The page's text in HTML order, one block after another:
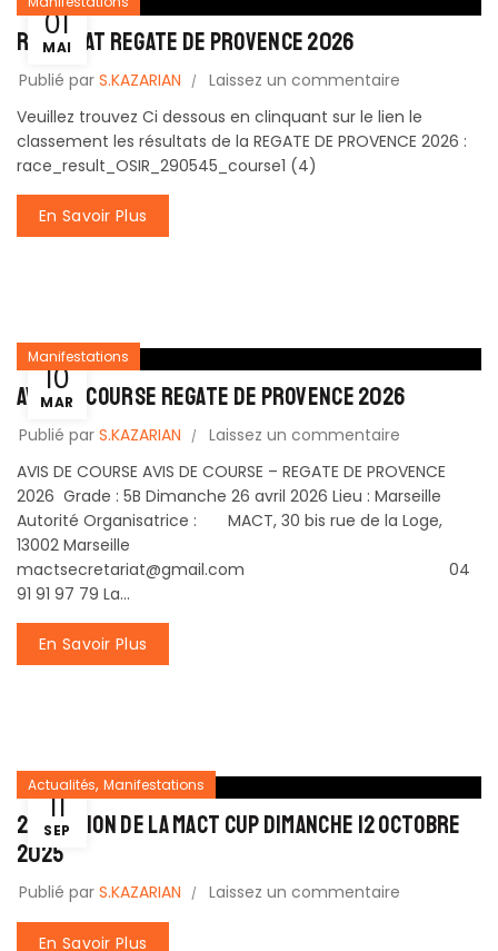
01
MAI
Resultat REGATE DE PROVENCE 2026
Publié par S.KAZARIAN
Laissez un commentaire
Veuillez trouvez Ci dessous en clinquant sur le lien le
classement les résultats de la REGATE DE PROVENCE 2026 :
race_result_OSIR_290545_course1 (4)
En Savoir Plus
10
MAR
Manifestations
AVIS de course REGATE DE PROVENCE 2026
Publié par S.KAZARIAN
Laissez un commentaire
AVIS DE COURSE AVIS DE COURSE – REGATE DE PROVENCE
2026 Grade : 5B Dimanche 26 avril 2026 Lieu : Marseille
Autorité Organisatrice : MACT, 30 bis rue de la Loge,
13002 Marseille
mactsecretariat@gmail.com 04
91 91 97 79 La...
En Savoir Plus
11
SEP
Actualités, Manifestations
20 Edition de la MACT CUP dimanche 12 octobre
2025
Publié par S.KAZARIAN Laissez un commentaire
En Savoir Plus